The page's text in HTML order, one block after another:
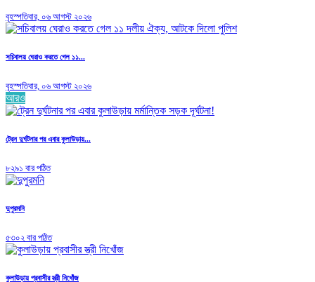
বৃহস্পতিবার, ০৬ আগস্ট ২০২৬
সচিবালয় ঘেরাও করতে গেল ১১...
বৃহস্পতিবার, ০৬ আগস্ট ২০২৬
আরও
ট্রেন দুর্ঘটনার পর এবার কুলাউড়ায়...
৮২৯১ বার পঠিত
দুপুরমনি
৫৩০২ বার পঠিত
কুলাউড়ায় প্রবাসীর স্ত্রী নিখোঁজ